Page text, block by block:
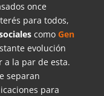
once
para todos,
como Gen
evolución
a la par de esta.
separan
para